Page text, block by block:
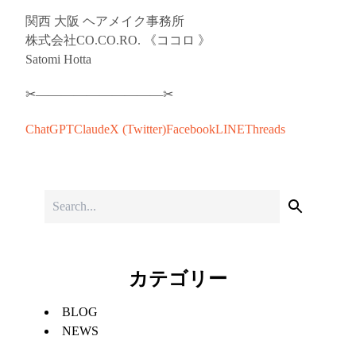
関西 大阪 ヘアメイク事務所
株式会社CO.CO.RO. 《ココロ 》
Satomi Hotta
✂︎——————————✂︎
ChatGPTClaudeX (Twitter)FacebookLINEThreads
カテゴリー
BLOG
NEWS